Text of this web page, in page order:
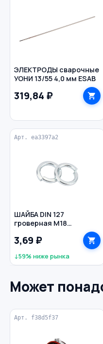
ЭЛЕКТРОДЫ сварочные
УОНИ 13/55 4,0 мм ESAB
319,84 ₽
Арт. ea3397a2
ШАЙБА DIN 127
гроверная M18
3,69 ₽
↓59% ниже рынка
Может
Арт. f38d5f37